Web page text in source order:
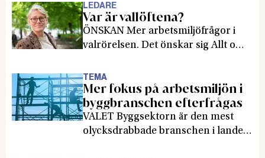
LEDARE
Var är vallöftena?
ÖNSKAN Mer arbetsmiljöfrågor i
valrörelsen. Det önskar sig Allt om
Nilsson i sin ledare.
TEMA
Mer fokus på arbetsmiljön i
byggbranschen efterfrågas
VALET Byggsektorn är den mest
olycksdrabbade branschen i landet.